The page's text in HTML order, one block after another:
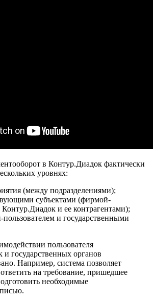
в Контур.Диадок фактически
уровнях:
(между подразделениями);
субъектами (фирмой-
Контур.Диадок и ее контрагентами);
и государственными
пользователя
государственных органов
Например, система позволяет
на требование, пришедшее
необходимые